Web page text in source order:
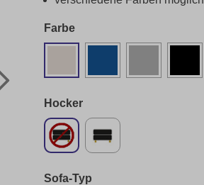
Farbe
Hocker
Sofa-Typ